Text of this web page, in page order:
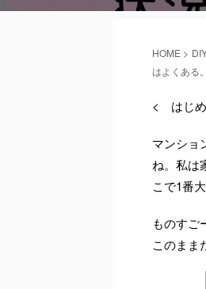
HOME >
はよくある
< はじめ
マンショ
ね。私は
こで1番
ものすご
このまま